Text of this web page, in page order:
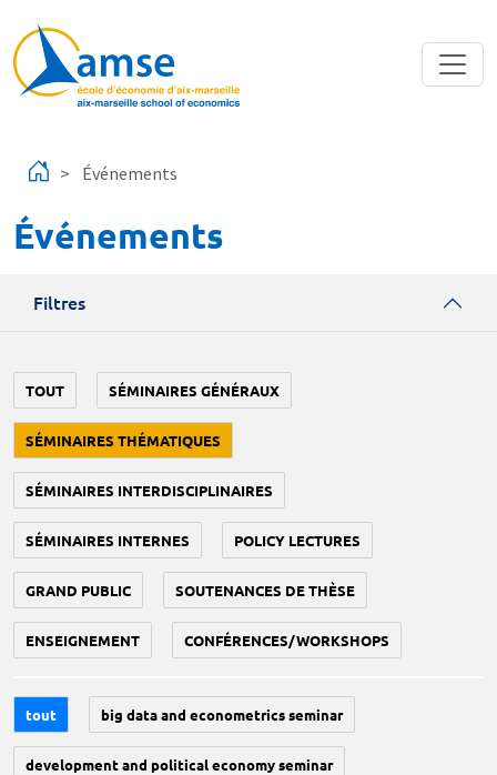
Événements
Événements
Filtres
TOUT SÉMINAIRES GÉNÉRAUX
SÉMINAIRES THÉMATIQUES
SÉMINAIRES INTERDISCIPLINAIRES
SÉMINAIRES INTERNES POLICY LECTURES
GRAND PUBLIC SOUTENANCES DE THÈSE
ENSEIGNEMENT CONFÉRENCES/WORKSHOPS
tout big data and econometrics seminar
development and political economy seminar